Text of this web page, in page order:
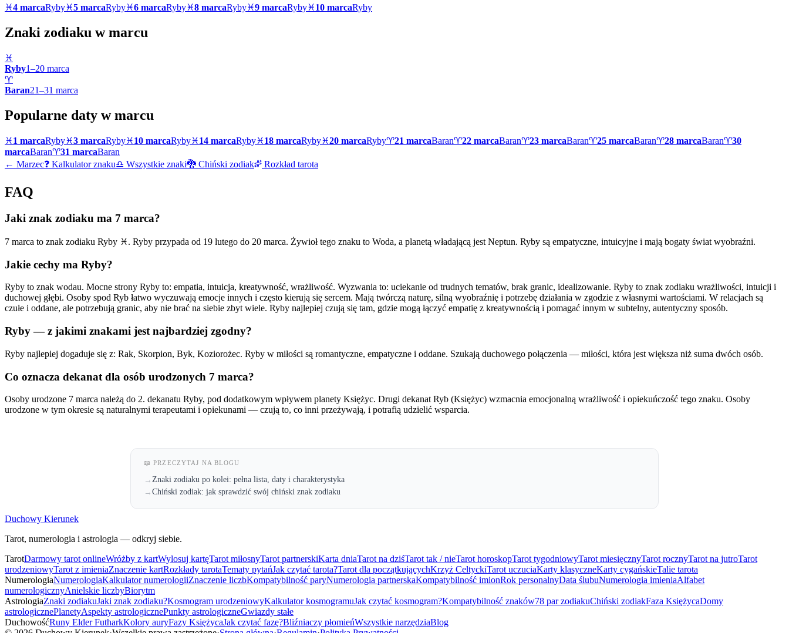
♓4 marcaRyby♓5 marcaRyby♓6 marcaRyby♓8 marcaRyby♓9 marcaRyby♓10 marcaRyby
Znaki zodiaku wmarcu
♓
Ryby1–20 marca
♈
Baran21–31 marca
Popularne daty wmarcu
♓1 marcaRyby♓3 marcaRyby♓10 marcaRyby♓14 marcaRyby♓18 marcaRyby♓20 marcaRyby♈21 marcaBaran♈22 marcaBaran♈23 marcaBaran♈25 marcaBaran♈28 marcaBaran♈30
marcaBaran♈31 marcaBaran
← Marzec❓ Kalkulator znaku♎ Wszystkie znaki🐉 Chiński zodiak Rozkład tarota
FAQ
Jaki znak zodiaku ma 7 marca?
7 marca to znak zodiaku Ryby ♓. Ryby przypada od 19 lutego do 20 marca. Żywioł tego znaku to Woda, a planetą władającą jest Neptun. Ryby są empatyczne, intuicyjne i mają bogaty świat wyobraźni.
Jakie cechy ma Ryby?
Ryby to znak wodau. Mocne strony Ryby to: empatia, intuicja, kreatywność, wrażliwość. Wyzwania to: uciekanie od trudnych tematów, brak granic, idealizowanie. Ryby to znak zodiaku wrażliwości, intuicji i
duchowej głębi. Osoby spod Ryb łatwo wyczuwają emocje innych i często kierują się sercem. Mają twórczą naturę, silną wyobraźnię i potrzebę działania w zgodzie z własnymi wartościami. W relacjach są
czułe i oddane, ale potrzebują granic, aby nie brać na siebie zbyt wiele. Ryby najlepiej czują się tam, gdzie mogą łączyć empatię z kreatywnością i pomagać innym w subtelny, autentyczny sposób.
Ryby — z jakimi znakami jest najbardziej zgodny?
Ryby najlepiej dogaduje się z: Rak, Skorpion, Byk, Koziorożec. Ryby w miłości są romantyczne, empatyczne i oddane. Szukają duchowego połączenia — miłości, która jest większa niż suma dwóch osób.
Co oznacza dekanat dla osób urodzonych 7 marca?
Osoby urodzone 7 marca należą do 2. dekanatu Ryby, pod dodatkowym wpływem planety Księżyc. Drugi dekanat Ryb (Księżyc) wzmacnia emocjonalną wrażliwość i opiekuńczość tego znaku. Osoby
urodzone w tym okresie są naturalnymi terapeutami i opiekunami — czują to, co inni przeżywają, i potrafią udzielić wsparcia.
📖 PRZECZYTAJ NA BLOGU
→Znaki zodiaku po kolei: pełna lista, daty i charakterystyka
→Chiński zodiak: jak sprawdzić swój chiński znak zodiaku
Duchowy Kierunek
Tarot, numerologia i astrologia — odkryj siebie.
TarotDarmowy tarot onlineWróżby z kartWylosuj kartęTarot miłosnyTarot partnerskiKarta dniaTarot na dziśTarot tak / nieTarot horoskopTarot tygodniowyTarot miesięcznyTarot rocznyTarot na jutroTarot
urodzeniowyTarot z imieniaZnaczenie kartRozkłady tarotaTematy pytańJak czytać tarota?Tarot dla początkującychKrzyż CeltyckiTarot uczuciaKarty klasyczneKarty cygańskieTalie tarota
NumerologiaNumerologiaKalkulator numerologiiZnaczenie liczbKompatybilność paryNumerologia partnerskaKompatybilność imionRok personalnyData ślubuNumerologia imieniaAlfabet
numerologicznyAnielskie liczbyBiorytm
AstrologiaZnaki zodiakuJaki znak zodiaku?Kosmogram urodzeniowyKalkulator kosmogramuJak czytać kosmogram?Kompatybilność znaków78 par zodiakuChiński zodiakFaza KsiężycaDomy
astrologicznePlanetyAspekty astrologicznePunkty astrologiczneGwiazdy stałe
DuchowośćRuny Elder FutharkKolory auryFazy KsiężycaJak czytać fazę?Bliźniaczy płomieńWszystkie narzędziaBlog